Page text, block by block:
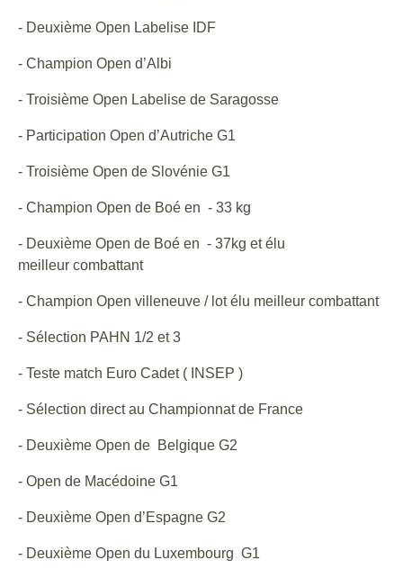
- Deuxième Open Labelise IDF
- Champion Open d’Albi
- Troisième Open Labelise de Saragosse
- Participation Open d’Autriche G1
- Troisième Open de Slovénie G1
- Champion Open de Boé en - 33 kg
- Deuxième Open de Boé en - 37kg et élu
meilleur combattant
- Champion Open villeneuve / lot élu meilleur combattant
- Sélection PAHN 1/2 et 3
- Teste match Euro Cadet ( INSEP )
- Sélection direct au Championnat de France
- Deuxième Open de Belgique G2
- Open de Macédoine G1
- Deuxième Open d’Espagne G2
- Deuxième Open du Luxembourg G1